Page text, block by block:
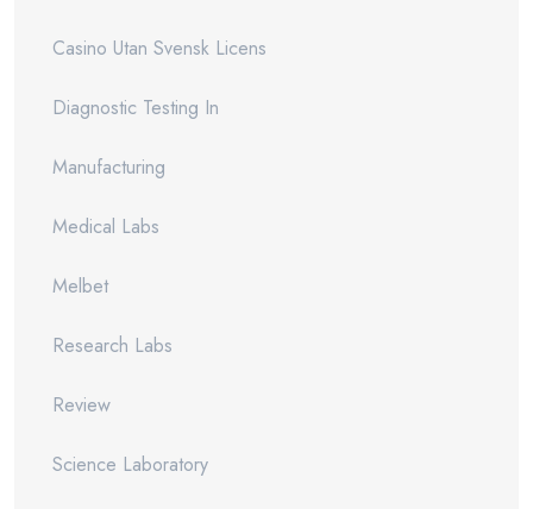
Casino Utan Svensk Licens
Diagnostic Testing In
Manufacturing
Medical Labs
Melbet
Research Labs
Review
Science Laboratory